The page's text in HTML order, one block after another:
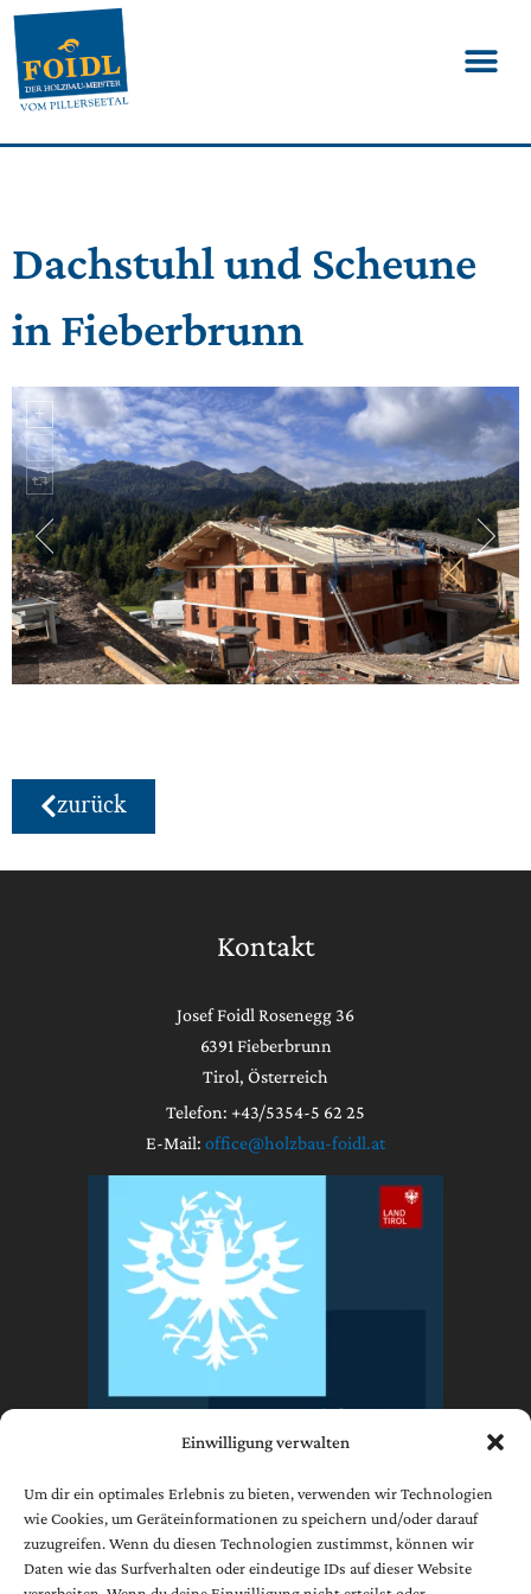
Einwilligung verwalten
Um dir ein optimales Erlebnis zu bieten, verwenden wir Technologien
wie Cookies, um Geräteinformationen zu speichern und/oder darauf
zuzugreifen. Wenn du diesen Technologien zustimmst, können wir
Daten wie das Surfverhalten oder eindeutige IDs auf dieser Website
Dachstuhl und Scheune
in Fieberbrunn
zurück
Kontakt
Josef Foidl Rosenegg 36
6391 Fieberbrunn
Tirol, Österreich
Telefon: +43/5354-5 62 25
E-Mail: office@holzbau-foidl.at
Impressum
Datenschutzerklärung